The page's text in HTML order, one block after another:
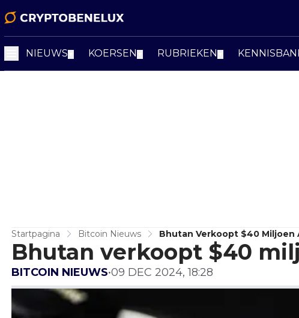
NIEUWS KOERSEN RUBRIEKEN
Startpagina Bitcoin Nieuws Bhutan Verkoopt $40 Miljoen
Bhutan verkoopt $40
BITCOIN NIEUWS•09 DEC 2024, 18:28